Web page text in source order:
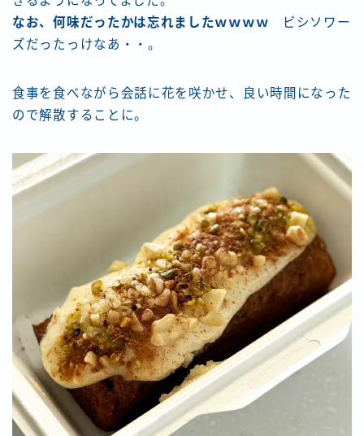
なお、何味だったかは忘れましたｗｗｗｗ ビシソワー
ズだったっけなあ・・。
食事を食べながら会話に花を咲かせ、良い時間になった
ので解散することに。